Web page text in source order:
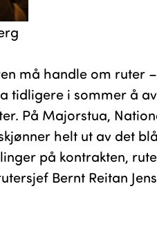
må handle om ruter
tidligere i sommer å
På Majorstua,
helt ut av det
på kontrakten,
Bernt Reitan